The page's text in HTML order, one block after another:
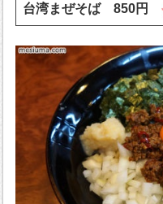
台湾まぜそば 850円